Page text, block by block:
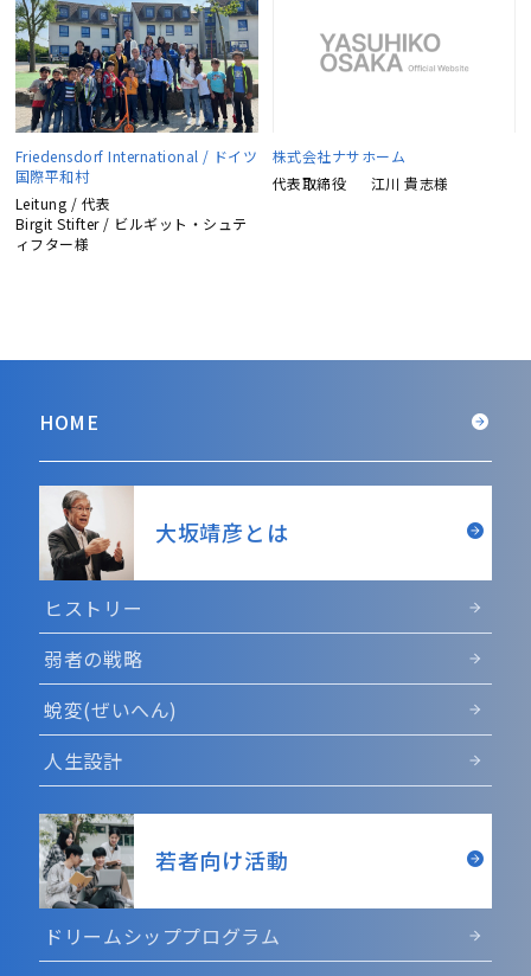
Friedensdorf International / ドイツ
国際平和村
Leitung / 代表
Birgit Stifter / ビルギット・シュテ
ィフター様
株式会社ナサホーム
代表取締役
江川 貴志様
HOME
大坂靖彦とは
ヒストリー
弱者の戦略
蛻変(ぜいへん)
人生設計
若者向け活動
ドリームシッププログラム